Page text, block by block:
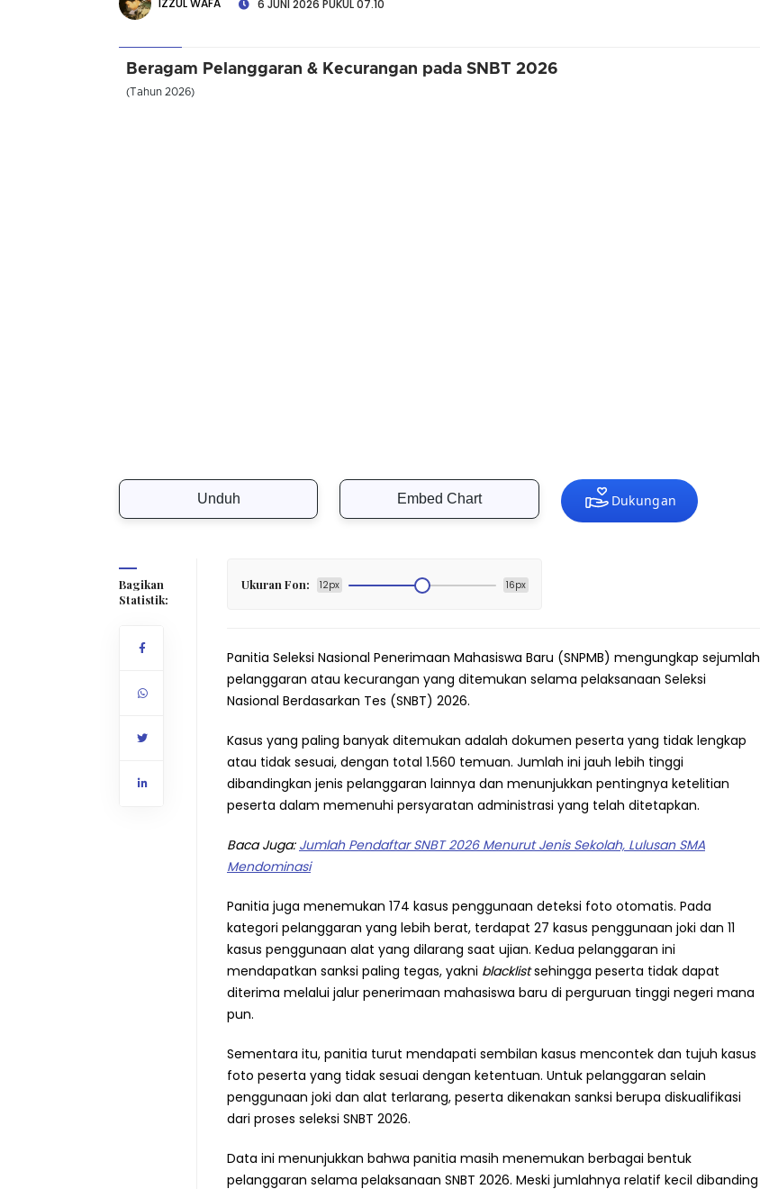
IZZUL WAFA 6 JUNI 2026 PUKUL 07.10
Beragam Pelanggaran & Kecurangan pada SNBT 2026
(Tahun 2026)
Unduh Embed Chart
Bagikan
Statistik:
Ukuran Fon: 12px 16px
Panitia Seleksi Nasional Penerimaan Mahasiswa Baru (SNPMB) mengungkap sejumlah
pelanggaran atau kecurangan yang ditemukan selama pelaksanaan Seleksi
Nasional Berdasarkan Tes (SNBT) 2026.
Kasus yang paling banyak ditemukan adalah dokumen peserta yang tidak lengkap
atau tidak sesuai, dengan total 1.560 temuan. Jumlah ini jauh lebih tinggi
dibandingkan jenis pelanggaran lainnya dan menunjukkan pentingnya ketelitian
peserta dalam memenuhi persyaratan administrasi yang telah ditetapkan.
Baca Juga: Jumlah Pendaftar SNBT 2026 Menurut Jenis Sekolah, Lulusan SMA
Mendominasi
Panitia juga menemukan 174 kasus penggunaan deteksi foto otomatis. Pada
kategori pelanggaran yang lebih berat, terdapat 27 kasus penggunaan joki dan 11
kasus penggunaan alat yang dilarang saat ujian. Kedua pelanggaran ini
mendapatkan sanksi paling tegas, yakni blacklistsehingga peserta tidak dapat
diterima melalui jalur penerimaan mahasiswa baru di perguruan tinggi negeri mana
pun.
Sementara itu, panitia turut mendapati sembilan kasus mencontek dan tujuh kasus
foto peserta yang tidak sesuai dengan ketentuan. Untuk pelanggaran selain
penggunaan joki dan alat terlarang, peserta dikenakan sanksi berupa diskualifikasi
dari proses seleksi SNBT 2026.
Data ini menunjukkan bahwa panitia masih menemukan berbagai bentuk
pelanggaran selama pelaksanaan SNBT 2026. Meski jumlahnya relatif kecil dibanding